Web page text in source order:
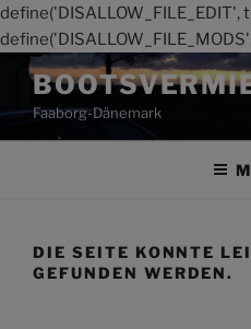
define('DISALLOW_FILE_EDIT',
Zum
Inhalt
springenFaaborg-Dänemark
DIE SEITE KONNTE
GEFUNDEN WERDEN.